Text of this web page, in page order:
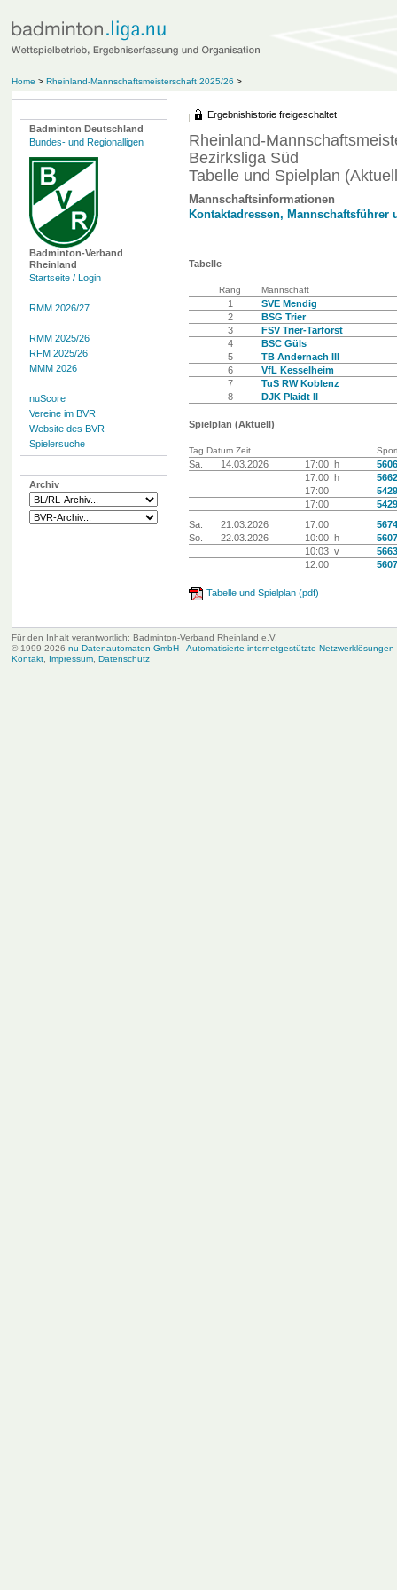
Home > Rheinland-Mannschaftsmeisterschaft 2025/26 >
Badminton Deutschland
Bundes- und Regionalligen
Badminton-Verband
Rheinland
Startseite / Login
RMM 2026/27
RMM 2025/26
RFM 2025/26
MMM 2026
nuScore
Vereine im BVR
Website des BVR
Spielersuche
Archiv
Ergebnishistorie freigeschaltet
Rheinland-
Bezirksliga Süd
Tabelle und Spielplan
Mannschaftsinformationen
Kontaktadressen, Mannschaftsführer
Tabelle
Rang Mannschaft
1
SVE Mendig
2
BSG Trier
3
FSV Trier-Tarforst
4
BSC Güls
5
TB Andernach III
6
VfL Kesselheim
7
TuS RW Koblenz
8
DJK Plaidt II
Spielplan (Aktuell)
Tag Datum Zeit
Sa. 14.03.2026 17:00 h
17:00 h
17:00
17:00
Sa.
21.03.2026 17:00
So.
22.03.2026 10:00 h
10:03 v
12:00
Tabelle und Spielplan (pdf)
Für den Inhalt verantwortlich: Badminton-Verband Rheinland e.V.
© 1999-2026 nu Datenautomaten GmbH - Automatisierte internetgestützte Netzwerklösungen
Kontakt, Impressum, Datenschutz